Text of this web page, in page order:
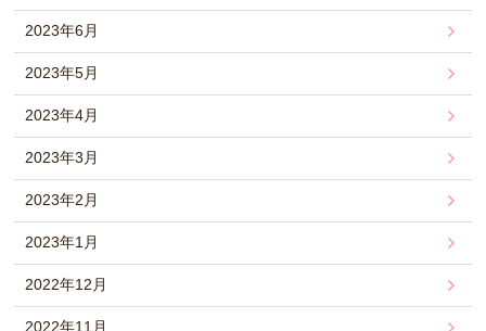
2023年6月
2023年5月
2023年4月
2023年3月
2023年2月
2023年1月
2022年12月
2022年11月